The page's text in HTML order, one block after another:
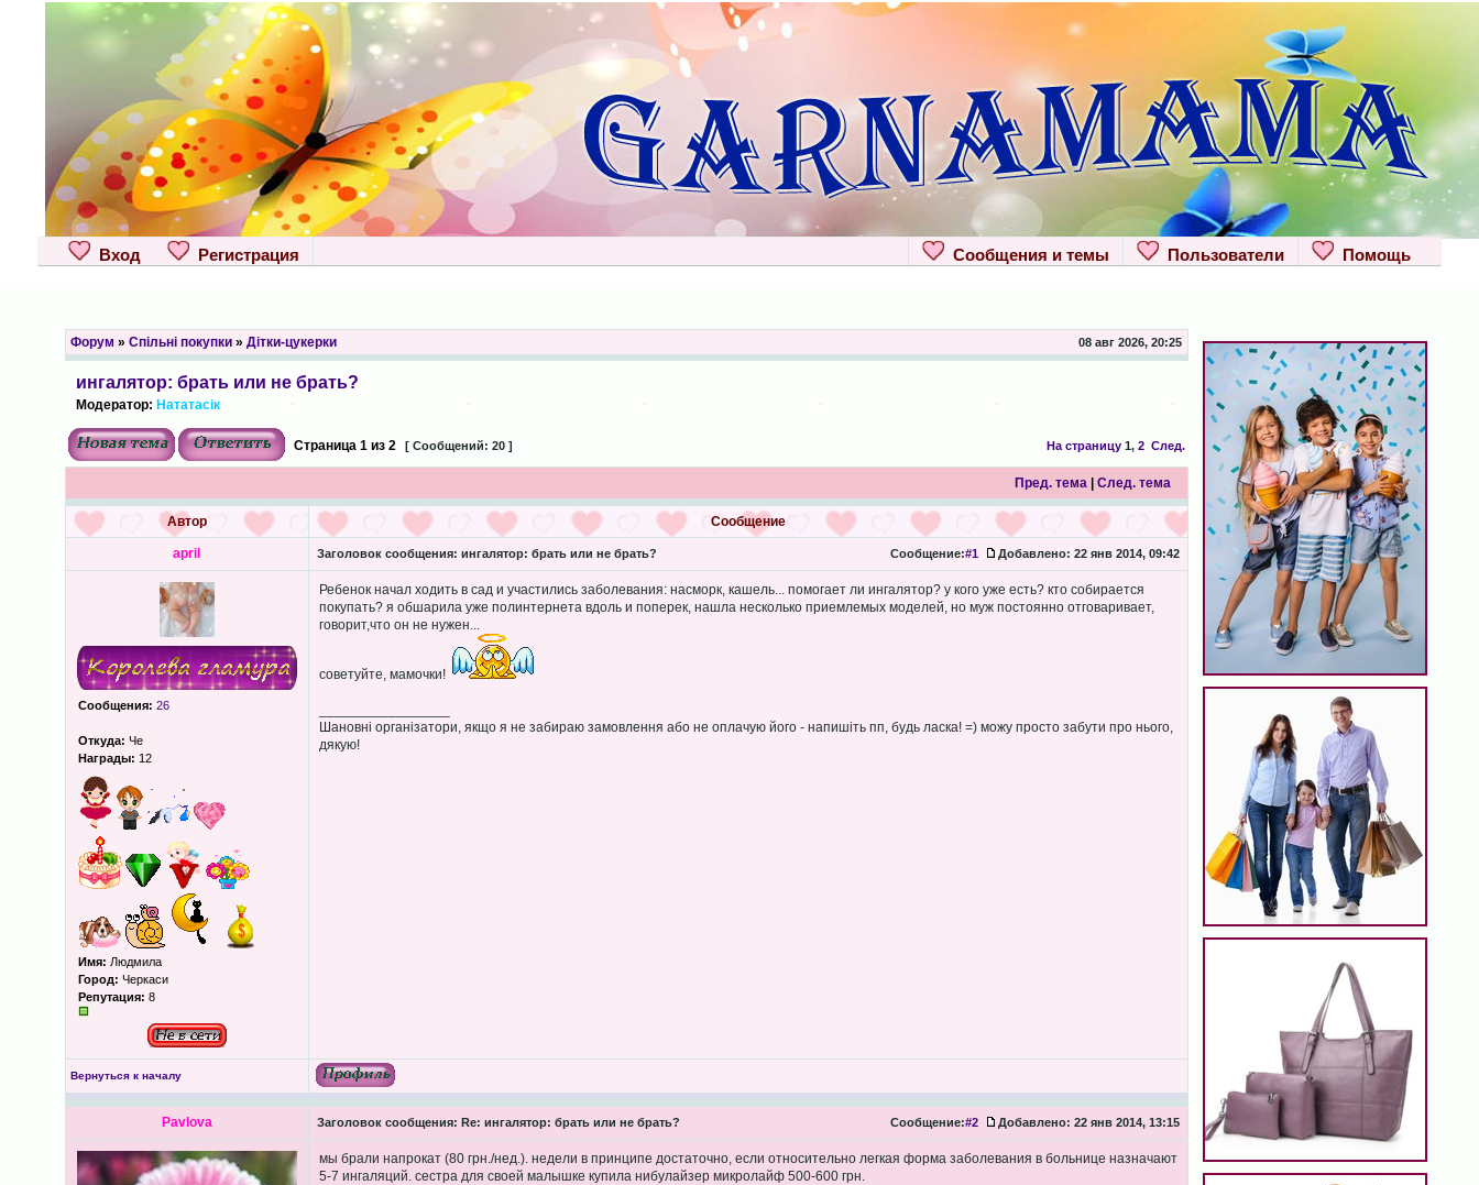
Вход Регистрация Помощь
Пользователи
Сообщения и темы
Форум » Спільні покупки» Дітки-цукерки 08 авг 2026, 20:25
ингалятор: брать или не брать?
Модератор: Нататасік
Страница 1из 2 [ Сообщений: 20 ] На страницу 1, 2 След.
Пред. тема| След. тема
Автор Сообщение
april Заголовок сообщения: ингалятор: брать или не брать? Сообщение:#1 Добавлено: 22 янв 2014, 09:42
Сообщения: 26
Откуда: Че
Награды: 12
Имя: Людмила
Город: Черкаси
Репутация: 8
Ребенок начал ходить в сад и участились заболевания: насморк, кашель... помогает ли ингалятор? у кого уже есть? кто собирается
покупать? я обшарила уже полинтернета вдоль и поперек, нашла несколько приемлемых моделей, но муж постоянно отговаривает,
говорит,что он не нужен...
советуйте, мамочки!
Шановні організатори, якщо я не забираю замовлення або не оплачую його - напишіть пп, будь ласка! =) можу просто забути про нього,
дякую!
Вернуться к началу
Pavlova Заголовок сообщения: Re: ингалятор: брать или не брать? Сообщение:#2 Добавлено: 22 янв 2014, 13:15
мы брали напрокат (80 грн./нед.). недели в принципе достаточно, если относительно легкая форма заболевания в больнице назначают
5-7 ингаляций. сестра для своей малышке купила нибулайзер микролайф 500-600 грн.